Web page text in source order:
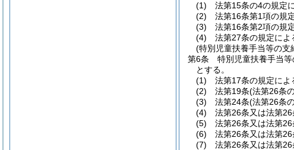
(1)
法第15条の4の規定
(2)
法第16条第1項の規
(3)
法第16条第2項の規
(4)
法第27条の規定によ
(特別児童扶養手当等の支
第6条
特別児童扶養手当
とする。
(1)
法第17条の規定によ
(2)
法第19条(法第26条
(3)
法第24条(法第26条
(4)
法第26条又は法第
(5)
法第26条又は法第
(6)
法第26条又は法第
(7)
法第26条又は法第